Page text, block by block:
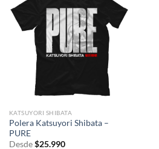
KATSUYORI SHIBATA
Polera Katsuyori Shibata –
PURE
Desde $25.990